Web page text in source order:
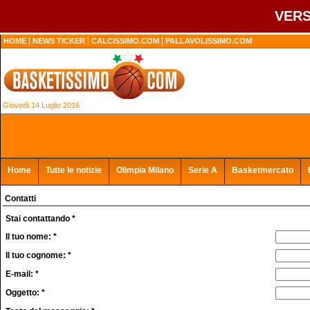
HOME NEWS TICKER CALCISSIMO.COM PALLAVOLISSIMO.COM
Giovedì 14 Luglio 2016
Home Tutte le notizie Olimpia Milano Serie A Basketmercato
Contatti
Stai contattando *
Il tuo nome: *
Il tuo cognome: *
E-mail: *
Oggetto: *